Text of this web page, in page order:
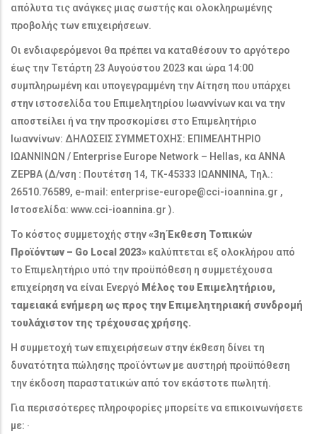
απόλυτα τις ανάγκες μιας σωστής και ολοκληρωμένης
προβολής των επιχειρήσεων.
Οι ενδιαφερόμενοι θα πρέπει να καταθέσουν το αργότερο
έως την Τετάρτη 23 Αυγούστου 2023 και ώρα 14:00
συμπληρωμένη και υπογεγραμμένη την Αίτηση που υπάρχει
στην ιστοσελίδα του Επιμελητηρίου Ιωαννίνων και να την
αποστείλει ή να την προσκομίσει στο Επιμελητήριο
Ιωαννίνων: ΔΗΛΩΣΕΙΣ ΣΥΜΜΕΤΟΧΗΣ: ΕΠΙΜΕΛΗΤΗΡΙΟ
ΙΩΑΝΝΙΝΩΝ / Enterprise Europe Network – Hellas, κα ΑΝΝΑ
ΖΕΡΒΑ (Δ/νση : Πουτέτση 14, ΤΚ-45333 ΙΩΑΝΝΙΝΑ, Τηλ.:
26510.76589, e-mail: enterprise-europe@cci-ioannina.gr ,
Ιστοσελίδα: www.cci-ioannina.gr ).
Το κόστος συμμετοχής στην«3η Έκθεση Τοπικών
Προϊόντων – Go Local 2023» καλύπτεται εξ ολοκλήρου από
το Επιμελητήριο υπό την προϋπόθεση η συμμετέχουσα
επιχείρηση να είναι Ενεργό Μέλος του Επιμελητήριου,
ταμειακά ενήμερη ως προς την Επιμελητηριακή συνδρομή
τουλάχιστον της τρέχουσας χρήσης.
Η συμμετοχή των επιχειρήσεων στην έκθεση δίνει τη
δυνατότητα πώλησης προϊόντων με αυστηρή προϋπόθεση
την έκδοση παραστατικών από τον εκάστοτε πωλητή.
Για περισσότερες πληροφορίες μπορείτε να επικοινωνήσετε
με: ·